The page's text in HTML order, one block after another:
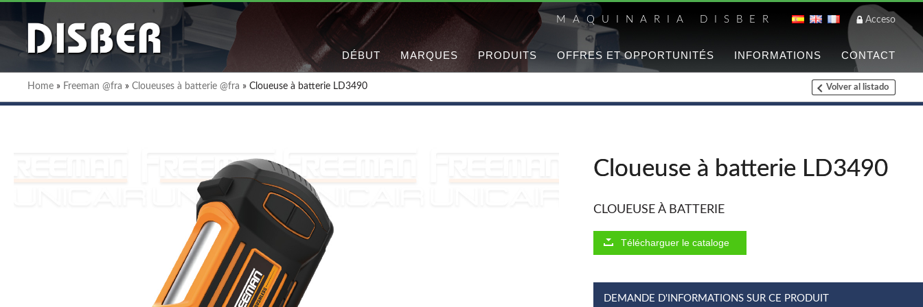
MAQUINARIA DISBER Acceso
DÉBUT MARQUES PRODUITS OFFRES ET OPPORTUNITÉS INFORMATIONS CONTACT
Liste des
Offres et
Home » Freeman @fra » Cloueuses à batterie @fra » Cloueuse à batterie LD3490 Volver al listado
Cloueuse à batterie LD3490
CLOUEUSE À BATTERIE
Télécharguer le cataloge
DEMANDE D'INFORMATIONS SUR CE PRODUIT